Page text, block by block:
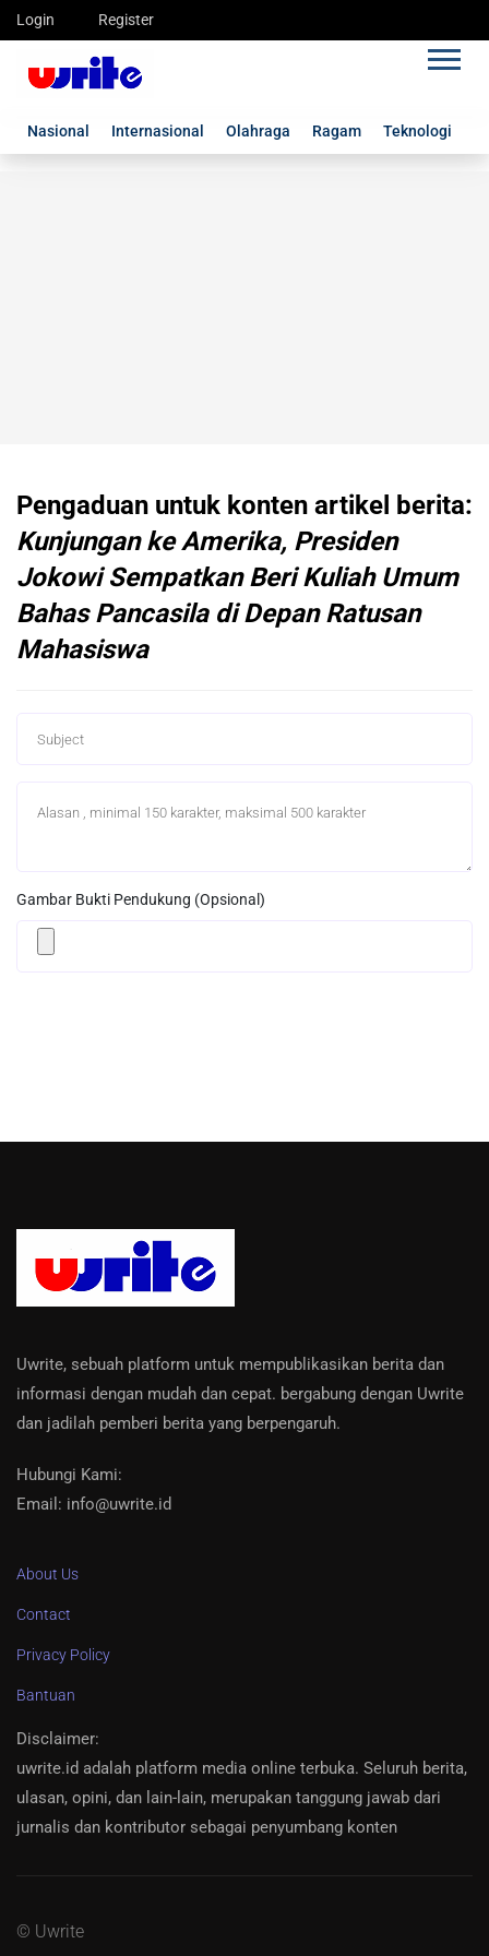
Login Register
Nasional Internasional Olahraga Ragam Teknologi
Pengaduan untuk konten artikel berita:
Kunjungan ke Amerika, Presiden
Jokowi Sempatkan Beri Kuliah Umum
Bahas Pancasila di Depan Ratusan
Mahasiswa
Gambar Bukti Pendukung (Opsional)
Uwrite, sebuah platform untuk mempublikasikan berita dan
informasi dengan mudah dan cepat. bergabung dengan Uwrite
dan jadilah pemberi berita yang berpengaruh.
Hubungi Kami:
Email: info@uwrite.id
About Us
Contact
Privacy Policy
Bantuan
Disclaimer:
uwrite.id adalah platform media online terbuka. Seluruh berita,
ulasan, opini, dan lain-lain, merupakan tanggung jawab dari
jurnalis dan kontributor sebagai penyumbang konten
© Uwrite